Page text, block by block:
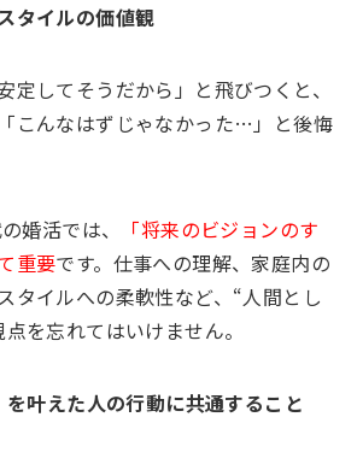
タイルの価値観
定してそうだから」と飛びつくと、
こんなはずじゃなかった…」と後悔
婚活では、
「将来のビジョンのす
重要です。仕事への理解、家庭内の
タイルへの柔軟性など、“人間とし
を忘れてはいけません。
叶えた人の行動に共通すること